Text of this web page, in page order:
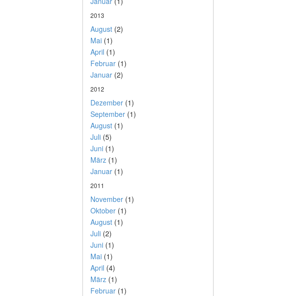
2013
August(2)
Mai(1)
April (1)
Februar(1)
Januar(2)
2012
Dezember(1)
September(1)
August(1)
Juli(5)
Juni(1)
März(1)
Januar(1)
2011
November(1)
Oktober(1)
August(1)
Juli(2)
Juni(1)
Mai(1)
April (4)
März(1)
Februar(1)